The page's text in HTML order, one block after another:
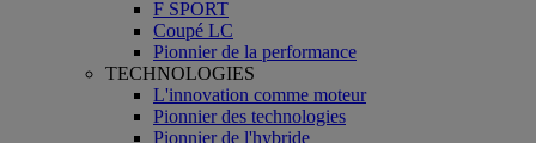
F SPORT
Coupé LC
Pionnier de la performance
TECHNOLOGIES
L'innovation comme moteur
Pionnier des technologies
Pionnier de l'hybride